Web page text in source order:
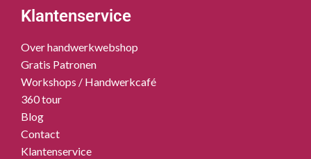
Klantenservice
Over handwerkwebshop
Gratis Patronen
Workshops / Handwerkcafé
360 tour
Blog
Contact
Klantenservice